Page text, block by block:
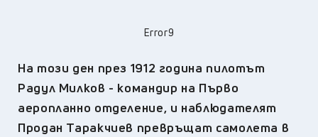
Error9
На този ден през 1912 година пилотът
Радул Милков - командир на Първо
аеропланно отделение, и наблюдателят
Продан Таракчиев превръщат самолета в